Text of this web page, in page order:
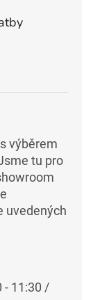
výběrem
tu pro
uvedených
- 11:30 /